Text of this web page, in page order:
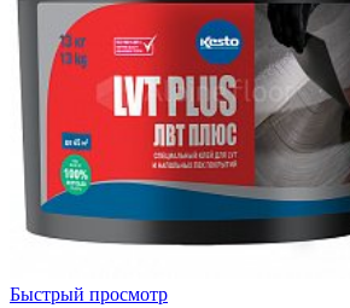
Быстрый просмотр